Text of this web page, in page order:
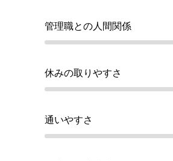
管理職との人間関係
休みの取りやすさ
通いやすさ